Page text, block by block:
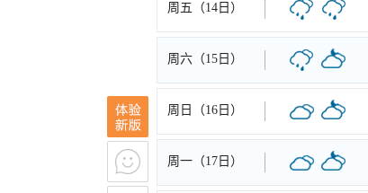
周五（14日）
周六（15日）
周日（16日）
周一（17日）